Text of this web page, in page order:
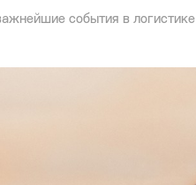
события в логистике